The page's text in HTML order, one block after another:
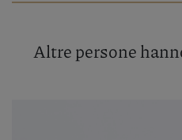
Altre persone